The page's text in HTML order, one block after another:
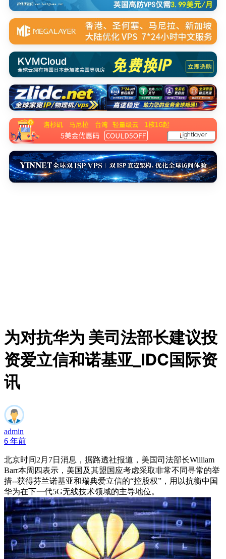
为对抗华为 美司法部长建议投
资爱立信和诺基亚_IDC国际资
讯
admin
6 年前
北京时间2月7日消息，据路透社报道，美国司法部长William
Barr本周四表示，美国及其盟国应考虑采取非常不同寻常的举
措--获得芬兰诺基亚和瑞典爱立信的“控股权”，用以抗衡中国
华为在下一代5G无线技术领域的主导地位。